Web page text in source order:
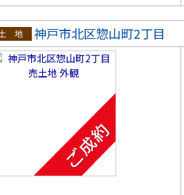
地
神戸市北区惣山町2丁目